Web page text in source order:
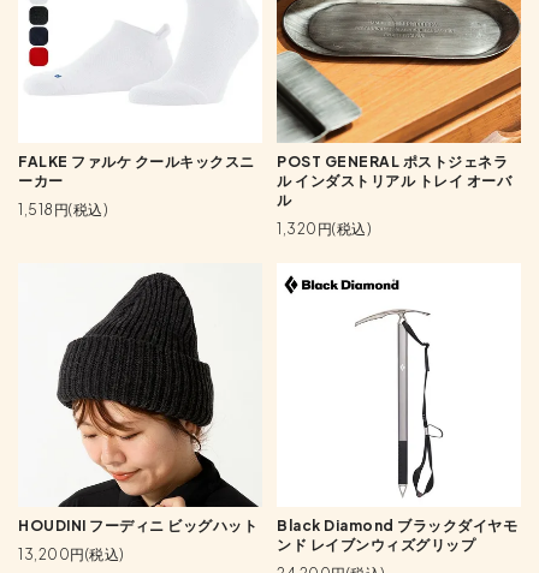
FALKE ファルケ クールキックスニ
ーカー
1,518円(税込)
POST GENERAL ポストジェネラ
ル インダストリアル トレイ オーバ
ル
1,320円(税込)
HOUDINI フーディニ ビッグハット
13,200円(税込)
Black Diamond ブラックダイヤモ
ンド レイブンウィズグリップ